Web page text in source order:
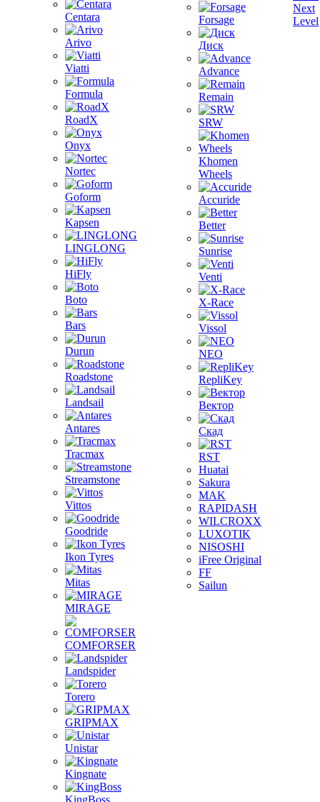
Centara
Arivo
Viatti
Formula
RoadX
Onyx
Nortec
Goform
Kapsen
LINGLONG
HiFly
Boto
Bars
Durun
Roadstone
Landsail
Antares
Tracmax
Streamstone
Vittos
Goodride
Ikon Tyres
Mitas
MIRAGE
COMFORSER
Landspider
Torero
GRIPMAX
Unistar
Kingnate
KingBoss
Forsage
Диск
Advance
Remain
SRW
Khomen
Wheels
Accuride
Better
Sunrise
Venti
X-Race
Vissol
NEO
RepliKey
Вектор
Скад
RST
Huatai
Sakura
MAK
RAPIDASH
WILCROXX
LUXOTIK
NISOSHI
iFree Original
FF
Sailun
Next
Level